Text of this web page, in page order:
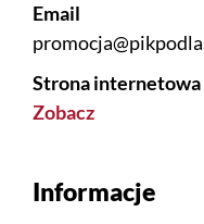
Email
Strona internetowa
Zobacz
Informacje